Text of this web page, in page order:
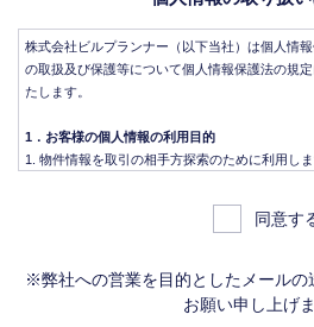
株式会社ビルプランナー（以下当社）は個人情
の取扱及び保護等について個人情報保護法の規
たします。
1．お客様の個人情報の利用目的
物件情報を取引の相手方探索のために利用しま
物件情報を、取引の相手方探索のため指定流
ンズ）に登録する場合があります。なお契約
報は、成約した物件の、物件概要、契約年月
は含みません。）を提供します。指定流通機
定流通機構の会員たる宅地建物取引業者や公
同意す
※弊社への営業を目的としたメールの
お願い申し上げま